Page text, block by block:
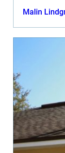
Malin